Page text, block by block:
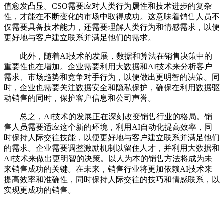
值愈发凸显。CSO需要应对人类行为属性和技术进步的复杂
性，才能在不断变化的市场中取得成功。这意味着销售人员不
仅需要具备技术能力，还需要理解人类行为和情感需求，以便
更好地与客户建立联系并满足他们的需求。
此外，随着AI技术的发展，数据和算法在销售决策中的
重要性也在增加。企业需要利用大数据和AI技术来分析客户
需求、市场趋势和竞争对手行为，以便做出更明智的决策。同
时，企业也需要关注数据安全和隐私保护，确保在利用数据驱
动销售的同时，保护客户信息和公司声誉。
总之，AI技术的发展正在深刻改变销售行业的格局。销
售人员需要适应这个新的环境，利用AI自动化提高效率，同
时保持人际交往技能，以便更好地与客户建立联系并满足他们
的需求。企业需要调整激励机制以留住人才，并利用大数据和
AI技术来做出更明智的决策。以人为本的销售方法将成为未
来销售成功的关键。在未来，销售行业将更加依赖AI技术来
提高效率和准确性，同时保持人际交往的技巧和情感联系，以
实现更成功的销售。